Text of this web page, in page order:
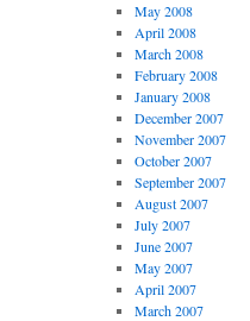
May 2008
April 2008
March 2008
February 2008
January 2008
December 2007
November 2007
October 2007
September 2007
August 2007
July 2007
June 2007
May 2007
April 2007
March 2007